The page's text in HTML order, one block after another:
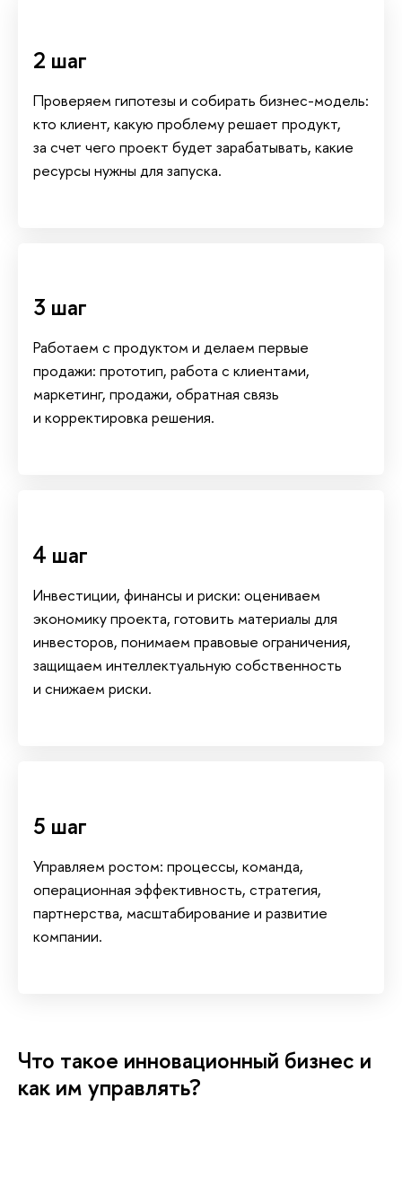
2 ша
Проверяем гипотезы и собирать бизнес-модель:
кто клиент, какую проблему решает продукт,
за счет чего проект будет зарабатывать, какие
ресурсы нужны для запуска.
3 ша
Работаем с продуктом и делаем первые
продажи: прототип, работа с клиентами,
маркетинг, продажи, обратная связь
и корректировка решения.
4 ша
Инвестиции, финансы и риски: оцениваем
экономику проекта, готовить материалы для
инвесторов, понимаем правовые ограничения,
защищаем интеллектуальную собственность
и снижаем риски.
5 ша
Управляем ростом: процессы, команда,
операционная эффективность, стратегия,
партнерства, масштабирование и развитие
компании.
Что такое инновационный бизнес и
как им управлять?